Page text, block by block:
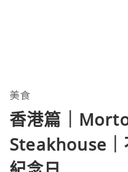
美食
香港篇｜
Steakhouse｜